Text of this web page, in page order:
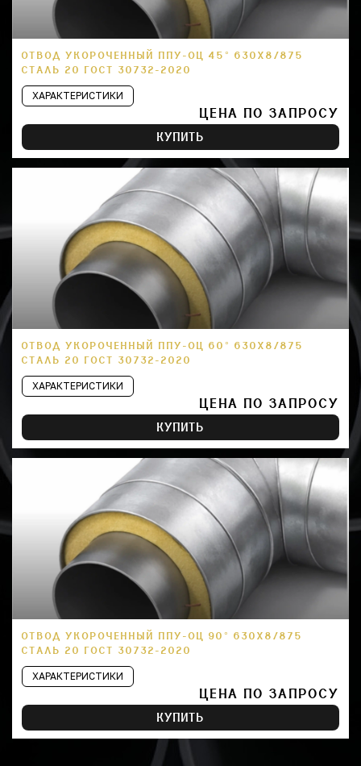
ОТВОД УКОРОЧЕННЫЙ ППУ-ОЦ 45° 630Х8/875
СТАЛЬ 20 ГОСТ 30732-2020
ХАРАКТЕРИСТИКИ
ЦЕНА ПО ЗАПРОСУ
КУПИТЬ
ОТВОД УКОРОЧЕННЫЙ ППУ-ОЦ 60° 630Х8/875
СТАЛЬ 20 ГОСТ 30732-2020
ХАРАКТЕРИСТИКИ
ЦЕНА ПО ЗАПРОСУ
КУПИТЬ
ОТВОД УКОРОЧЕННЫЙ ППУ-ОЦ 90° 630Х8/875
СТАЛЬ 20 ГОСТ 30732-2020
ХАРАКТЕРИСТИКИ
ЦЕНА ПО ЗАПРОСУ
КУПИТЬ